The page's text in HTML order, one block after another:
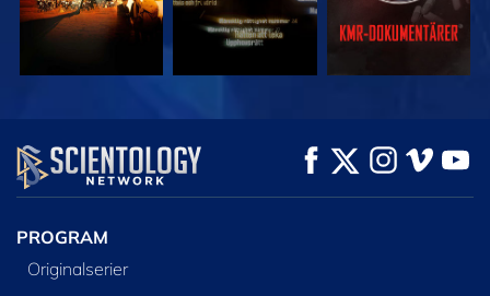
TITTA
UTFORSKA
SERIEN
PROGRAM
Originalserier